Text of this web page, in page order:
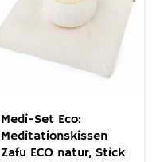
Medi-Set Eco:
Meditationskissen
Zafu ECO natur, Stick